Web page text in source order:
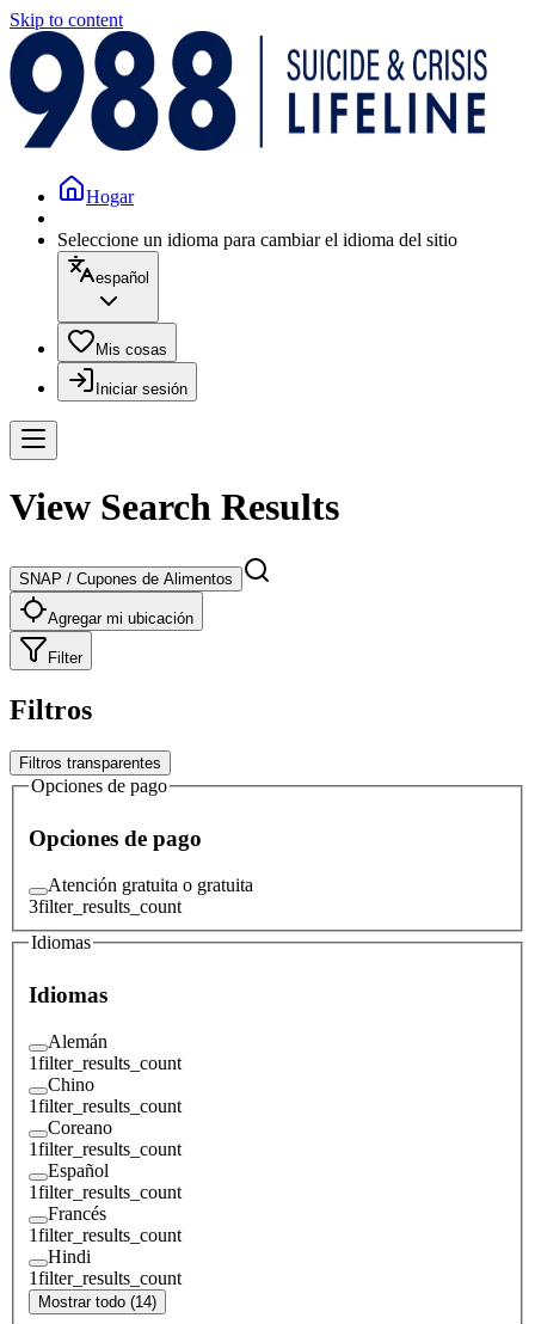
Skip to content
Hogar
Seleccione un idioma para cambiar el idioma del sitio
español
Mis cosas
Iniciar sesión
View Search Results
SNAP / Cupones de Alimentos
Agregar mi ubicación
Filter
Filtros
Filtros transparentes
Opciones de pago
Opciones de pago
Atención gratuita o gratuita
3filter_results_count
Idiomas
Idiomas
Alemán
1filter_results_count
Chino
1filter_results_count
Coreano
1filter_results_count
Español
1filter_results_count
Francés
1filter_results_count
Hindi
1filter_results_count
Mostrar todo (14)